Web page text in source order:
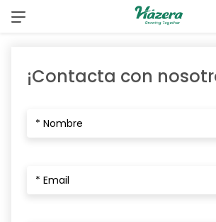
saltar
¡Contacta con